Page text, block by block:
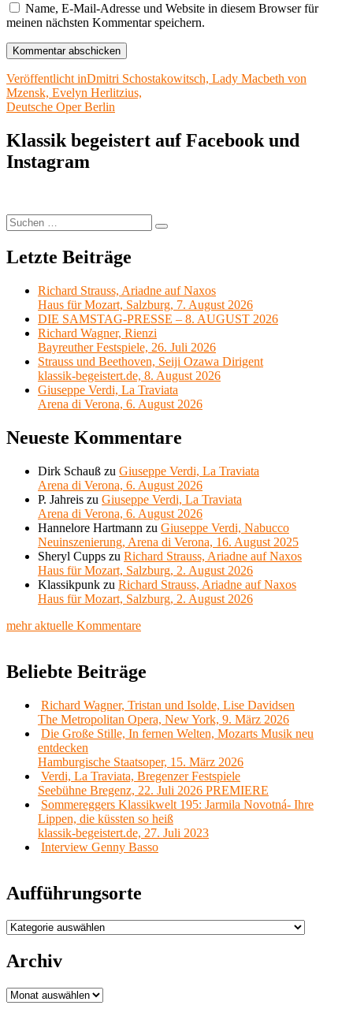
Name, E-Mail-Adresse und Website in diesem Browser für
meinen nächsten Kommentar speichern.
Beitragsnavigation
Veröffentlicht inDmitri Schostakowitsch, Lady Macbeth von
Mzensk, Evelyn Herlitzius,
Deutsche Oper Berlin
Klassik begeistert auf Facebook und
Instagram
Suchen
nach:
Suchen
Letzte Beiträge
Richard Strauss, Ariadne auf Naxos
Haus für Mozart, Salzburg, 7. August 2026
DIE SAMSTAG-PRESSE – 8. AUGUST 2026
Richard Wagner, Rienzi
Bayreuther Festspiele, 26. Juli 2026
Strauss und Beethoven, Seiji Ozawa Dirigent
klassik-begeistert.de, 8. August 2026
Giuseppe Verdi, La Traviata
Arena di Verona, 6. August 2026
Neueste Kommentare
Dirk Schauß zu Giuseppe Verdi, La Traviata
Arena di Verona, 6. August 2026
P. Jahreis zu Giuseppe Verdi, La Traviata
Arena di Verona, 6. August 2026
Hannelore Hartmann zu Giuseppe Verdi, Nabucco
Neuinszenierung, Arena di Verona, 16. August 2025
Sheryl Cupps zu Richard Strauss, Ariadne auf Naxos
Haus für Mozart, Salzburg, 2. August 2026
Klassikpunk zu Richard Strauss, Ariadne auf Naxos
Haus für Mozart, Salzburg, 2. August 2026
mehr aktuelle Kommentare
Beliebte Beiträge
Richard Wagner, Tristan und Isolde, Lise Davidsen
The Metropolitan Opera, New York, 9. März 2026
Die Große Stille, In fernen Welten, Mozarts Musik neu
entdecken
Hamburgische Staatsoper, 15. März 2026
Verdi, La Traviata, Bregenzer Festspiele
Seebühne Bregenz, 22. Juli 2026 PREMIERE
Sommereggers Klassikwelt 195: Jarmila Novotná- Ihre
Lippen, die küssten so heiß
klassik-begeistert.de, 27. Juli 2023
Interview Genny Basso
Aufführungsorte
Aufführungsorte
Archiv
Archiv